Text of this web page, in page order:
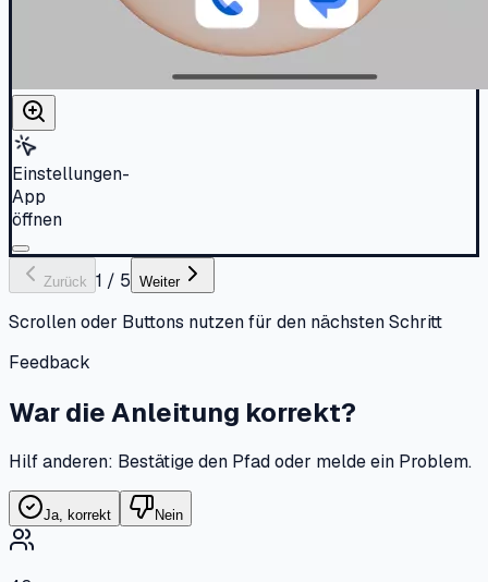
Einstellungen-
App
öffnen
Zurück 1 / 5 Weiter
Scrollen oder Buttons nutzen für den nächsten Schritt
Feedback
War die Anleitung korrekt?
Hilf anderen: Bestätige den Pfad oder melde ein Problem.
Ja, korrekt Nein